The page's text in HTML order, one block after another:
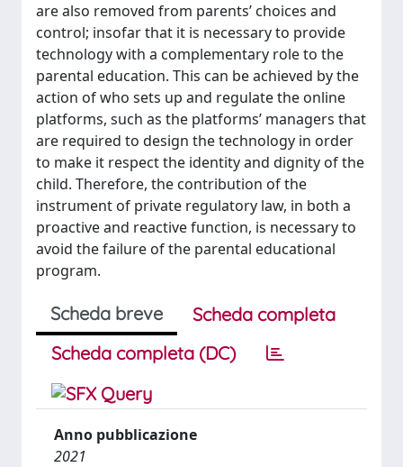
are also removed from parents’ choices and
control; insofar that it is necessary to provide
technology with a complementary role to the
parental education. This can be achieved by the
action of who sets up and regulate the online
platforms, such as the platforms’ managers that
are required to design the technology in order
to make it respect the identity and dignity of the
child. Therefore, the contribution of the
instrument of private regulatory law, in both a
proactive and reactive function, is necessary to
avoid the failure of the parental educational
program.
Scheda breve
Scheda completa
Scheda completa (DC)
Anno pubblicazione
2021